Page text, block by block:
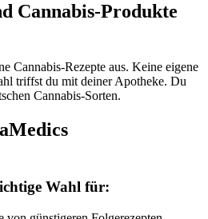
Cannabis-Produkte
Cannabis-Rezepte aus. Keine eigene
triffst du mit deiner Apotheke. Du
Cannabis-Sorten.
Wahl für: